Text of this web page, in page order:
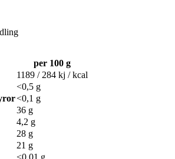
per 100 g
1189 / 284 kj / kcal
<0,5 g
<0,1 g
36 g
4,2 g
28 g
21 g
<0,01 g